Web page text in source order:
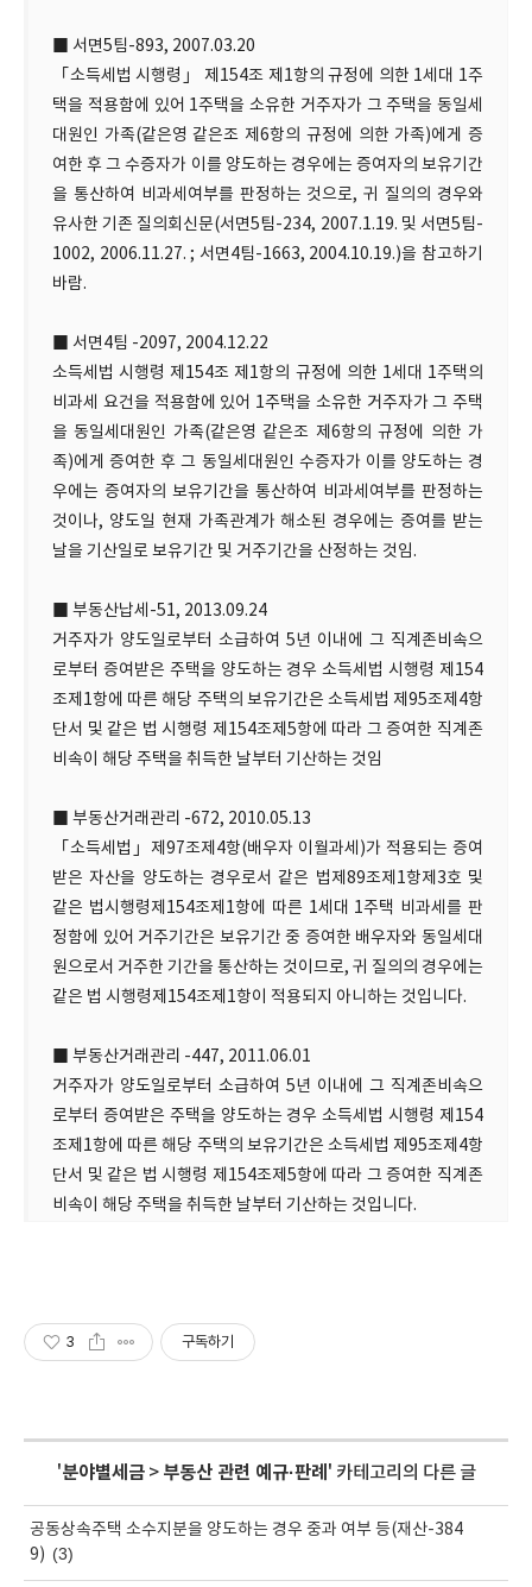
■ 서면5팀-893, 2007.03.20
「소득세법 시행령」 제154조 제1항의 규정에 의한 1세대 1주
택을 적용함에 있어 1주택을 소유한 거주자가 그 주택을 동일세
대원인 가족(같은영 같은조 제6항의 규정에 의한 가족)에게 증
여한 후 그 수증자가 이를 양도하는 경우에는 증여자의 보유기간
을 통산하여 비과세여부를 판정하는 것으로, 귀 질의의 경우와
유사한 기존 질의회신문(서면5팀-234, 2007.1.19. 및 서면5팀-
1002, 2006.11.27. ; 서면4팀-1663, 2004.10.19.)을 참고하기
바람.
■ 서면4팀 -2097, 2004.12.22
소득세법 시행령 제154조 제1항의 규정에 의한 1세대 1주택의
비과세 요건을 적용함에 있어 1주택을 소유한 거주자가 그 주택
을 동일세대원인 가족(같은영 같은조 제6항의 규정에 의한 가
족)에게 증여한 후 그 동일세대원인 수증자가 이를 양도하는 경
우에는 증여자의 보유기간을 통산하여 비과세여부를 판정하는
것이나, 양도일 현재 가족관계가 해소된 경우에는 증여를 받는
날을 기산일로 보유기간 및 거주기간을 산정하는 것임.
■ 부동산납세-51, 2013.09.24
거주자가 양도일로부터 소급하여 5년 이내에 그 직계존비속으
로부터 증여받은 주택을 양도하는 경우 소득세법 시행령 제154
조제1항에 따른 해당 주택의 보유기간은 소득세법 제95조제4항
단서 및 같은 법 시행령 제154조제5항에 따라 그 증여한 직계존
비속이 해당 주택을 취득한 날부터 기산하는 것임
■ 부동산거래관리 -672, 2010.05.13
「소득세법」제97조제4항(배우자 이월과세)가 적용되는 증여
받은 자산을 양도하는 경우로서 같은 법제89조제1항제3호 및
같은 법시행령제154조제1항에 따른 1세대 1주택 비과세를 판
정함에 있어 거주기간은 보유기간 중 증여한 배우자와 동일세대
원으로서 거주한 기간을 통산하는 것이므로, 귀 질의의 경우에는
같은 법 시행령제154조제1항이 적용되지 아니하는 것입니다.
■ 부동산거래관리 -447, 2011.06.01
거주자가 양도일로부터 소급하여 5년 이내에 그 직계존비속으
로부터 증여받은 주택을 양도하는 경우 소득세법 시행령 제154
조제1항에 따른 해당 주택의 보유기간은 소득세법 제95조제4항
단서 및 같은 법 시행령 제154조제5항에 따라 그 증여한 직계존
비속이 해당 주택을 취득한 날부터 기산하는 것입니다.
3 구독하기
'분야별세금> 부동산 관련 예규·판례 ' 카테고리의 다른 글
공동상속주택 소수지분을 양도하는 경우 중과 여부 등(재산-384
9) (3)